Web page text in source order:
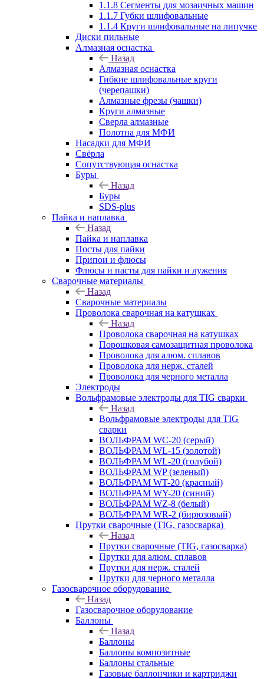
1.1.8 Сегменты для мозаичных машин
1.1.7 Губки шлифовальные
1.1.4 Круги шлифовальные на липучке
Диски пильные
Алмазная оснастка
Назад
Алмазная оснастка
Гибкие шлифовальные круги
(черепашки)
Алмазные фрезы (чашки)
Круги алмазные
Сверла алмазные
Полотна для МФИ
Насадки для МФИ
Свёрла
Сопутствующая оснастка
Буры
Назад
Буры
SDS-plus
Пайка и наплавка
Назад
Пайка и наплавка
Посты для пайки
Припои и флюсы
Флюсы и пасты для пайки и лужения
Сварочные материалы
Назад
Сварочные материалы
Проволока сварочная на катушках
Назад
Проволока сварочная на катушках
Порошковая самозащитная проволока
Проволока для алюм. сплавов
Проволока для нерж. сталей
Проволока для черного металла
Электроды
Вольфрамовые электроды для TIG сварки
Назад
Вольфрамовые электроды для TIG
сварки
ВОЛЬФРАМ WC-20 (серый)
ВОЛЬФРАМ WL-15 (золотой)
ВОЛЬФРАМ WL-20 (голубой)
ВОЛЬФРАМ WP (зеленый)
ВОЛЬФРАМ WT-20 (красный)
ВОЛЬФРАМ WY-20 (синий)
ВОЛЬФРАМ WZ-8 (белый)
ВОЛЬФРАМ WR-2 (бирюзовый)
Прутки сварочные (TIG, газосварка)
Назад
Прутки сварочные (TIG, газосварка)
Прутки для алюм. сплавов
Прутки для нерж. сталей
Прутки для черного металла
Газосварочное оборудование
Назад
Газосварочное оборудование
Баллоны
Назад
Баллоны
Баллоны композитные
Баллоны стальные
Газовые баллончики и картриджи